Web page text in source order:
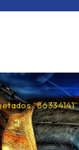
“86334141”